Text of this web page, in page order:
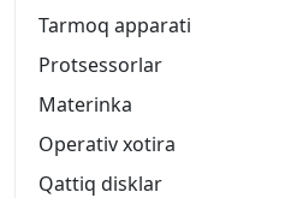
Tarmoq apparati
Protsessorlar
Materinka
Operativ xotira
Qattiq disklar